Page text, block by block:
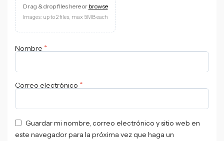
Drag & drop files here or browse
Images: up to 2 files, max 5MB each
Nombre *
Correo electrónico *
Guardar mi nombre, correo electrónico y sitio web en
este navegador para la próxima vez que haga un